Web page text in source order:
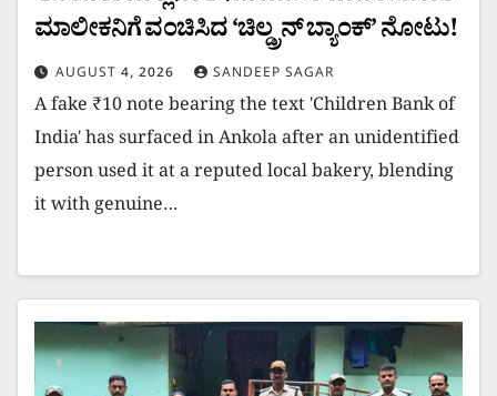
ಮಾಲೀಕನಿಗೆ ವಂಚಿಸಿದ ‘ಚಿಲ್ಡ್ರನ್ ಬ್ಯಾಂಕ್’ ನೋಟು!
AUGUST 4, 2026 SANDEEP SAGAR
​A fake ₹10 note bearing the text 'Children Bank of
India' has surfaced in Ankola after an unidentified
person used it at a reputed local bakery, blending
it with genuine…